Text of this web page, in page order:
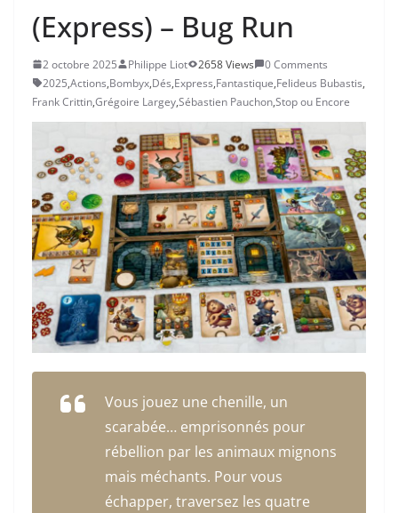
(Express) – Bug Run
2 octobre 2025 Philippe Liot 2658 Views
0 Comments
2025,Actions,Bombyx,Dés,Express,Fantastique,Felideus Bubastis,
Frank Crittin,Grégoire Largey,Sébastien Pauchon,Stop ou Encore
Vous jouez une chenille, un
scarabée… emprisonnés pour
rébellion par les animaux mignons
mais méchants. Pour vous
échapper, traversez les quatre